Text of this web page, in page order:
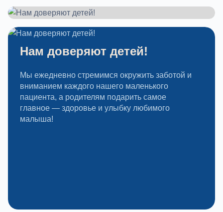
Нам доверяют детей!
Мы ежедневно стремимся окружить заботой и
вниманием каждого нашего маленького
пациента, а родителям подарить самое
главное — здоровье и улыбку любимого
малыша!